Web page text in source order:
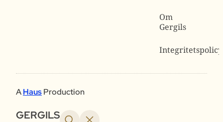
Om
Gergils
Integritetspolicy
AHausProduction
GERGILS